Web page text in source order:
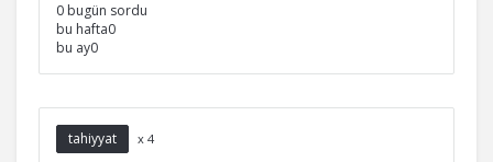
0 bugün sordu
bu hafta0
bu ay0
tahiyyat x 4